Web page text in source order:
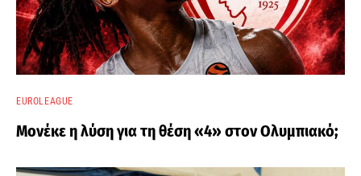
EUROLEAGUE
Μονέκε η λύση για τη θέση «4» στον Ολυμπιακό;